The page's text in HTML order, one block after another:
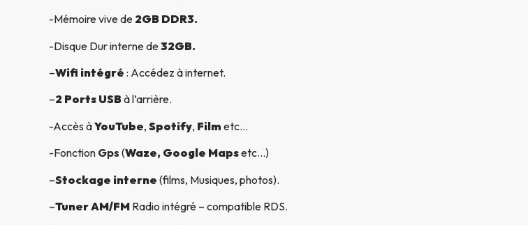
-Mémoire vive de 2GB DDR3.
-Disque Dur interne de32GB.
–Wifi intégré : Accédez à internet.
–2 Ports USBà l’arrière.
-Accès àYouTube, Spotify, Film etc…
-Fonction Gps (Waze, Google Mapsetc…)
–Stockage interne (films, Musiques, photos).
–Tuner AM/FM Radio intégré – compatible RDS.